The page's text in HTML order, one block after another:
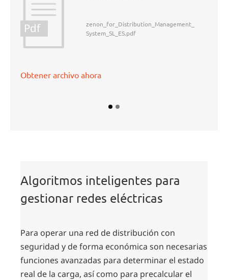
Pdf
zenon_for_Distribution_Management_
System_SL_ES.pdf
Obtener archivo ahora
Algoritmos inteligentes para
gestionar redes eléctricas
Para operar una red de distribución con
seguridad y de forma económica son necesarias
funciones avanzadas para determinar el estado
real de la carga, así como para precalcular el